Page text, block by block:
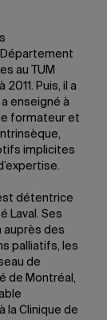
au TUM
Puis, il a
enseigné à
formateur et
implicites
détentrice
Laval. Ses
auprès des
palliatifs, les
de
de Montréal,
la Clinique de